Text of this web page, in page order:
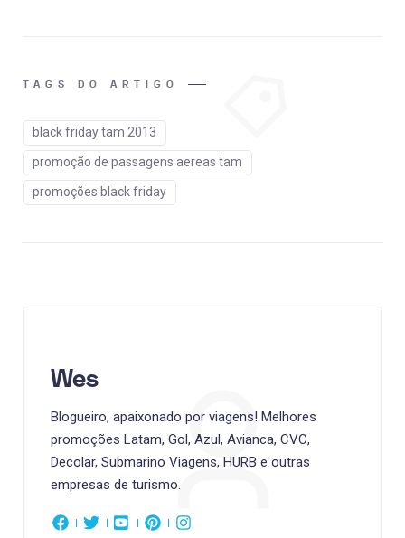
TAGS DO ARTIGO
black friday tam 2013
promoção de passagens aereas tam
promoções black friday
Wes
Blogueiro, apaixonado por viagens! Melhores
promoções Latam, Gol, Azul, Avianca, CVC,
Decolar, Submarino Viagens, HURB e outras
empresas de turismo.